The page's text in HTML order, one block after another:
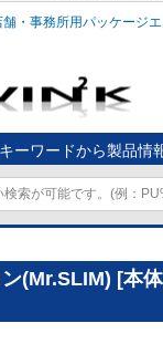
舗・事務所用パッケージ
キーワードから製品情
(Mr.SLIM) [本